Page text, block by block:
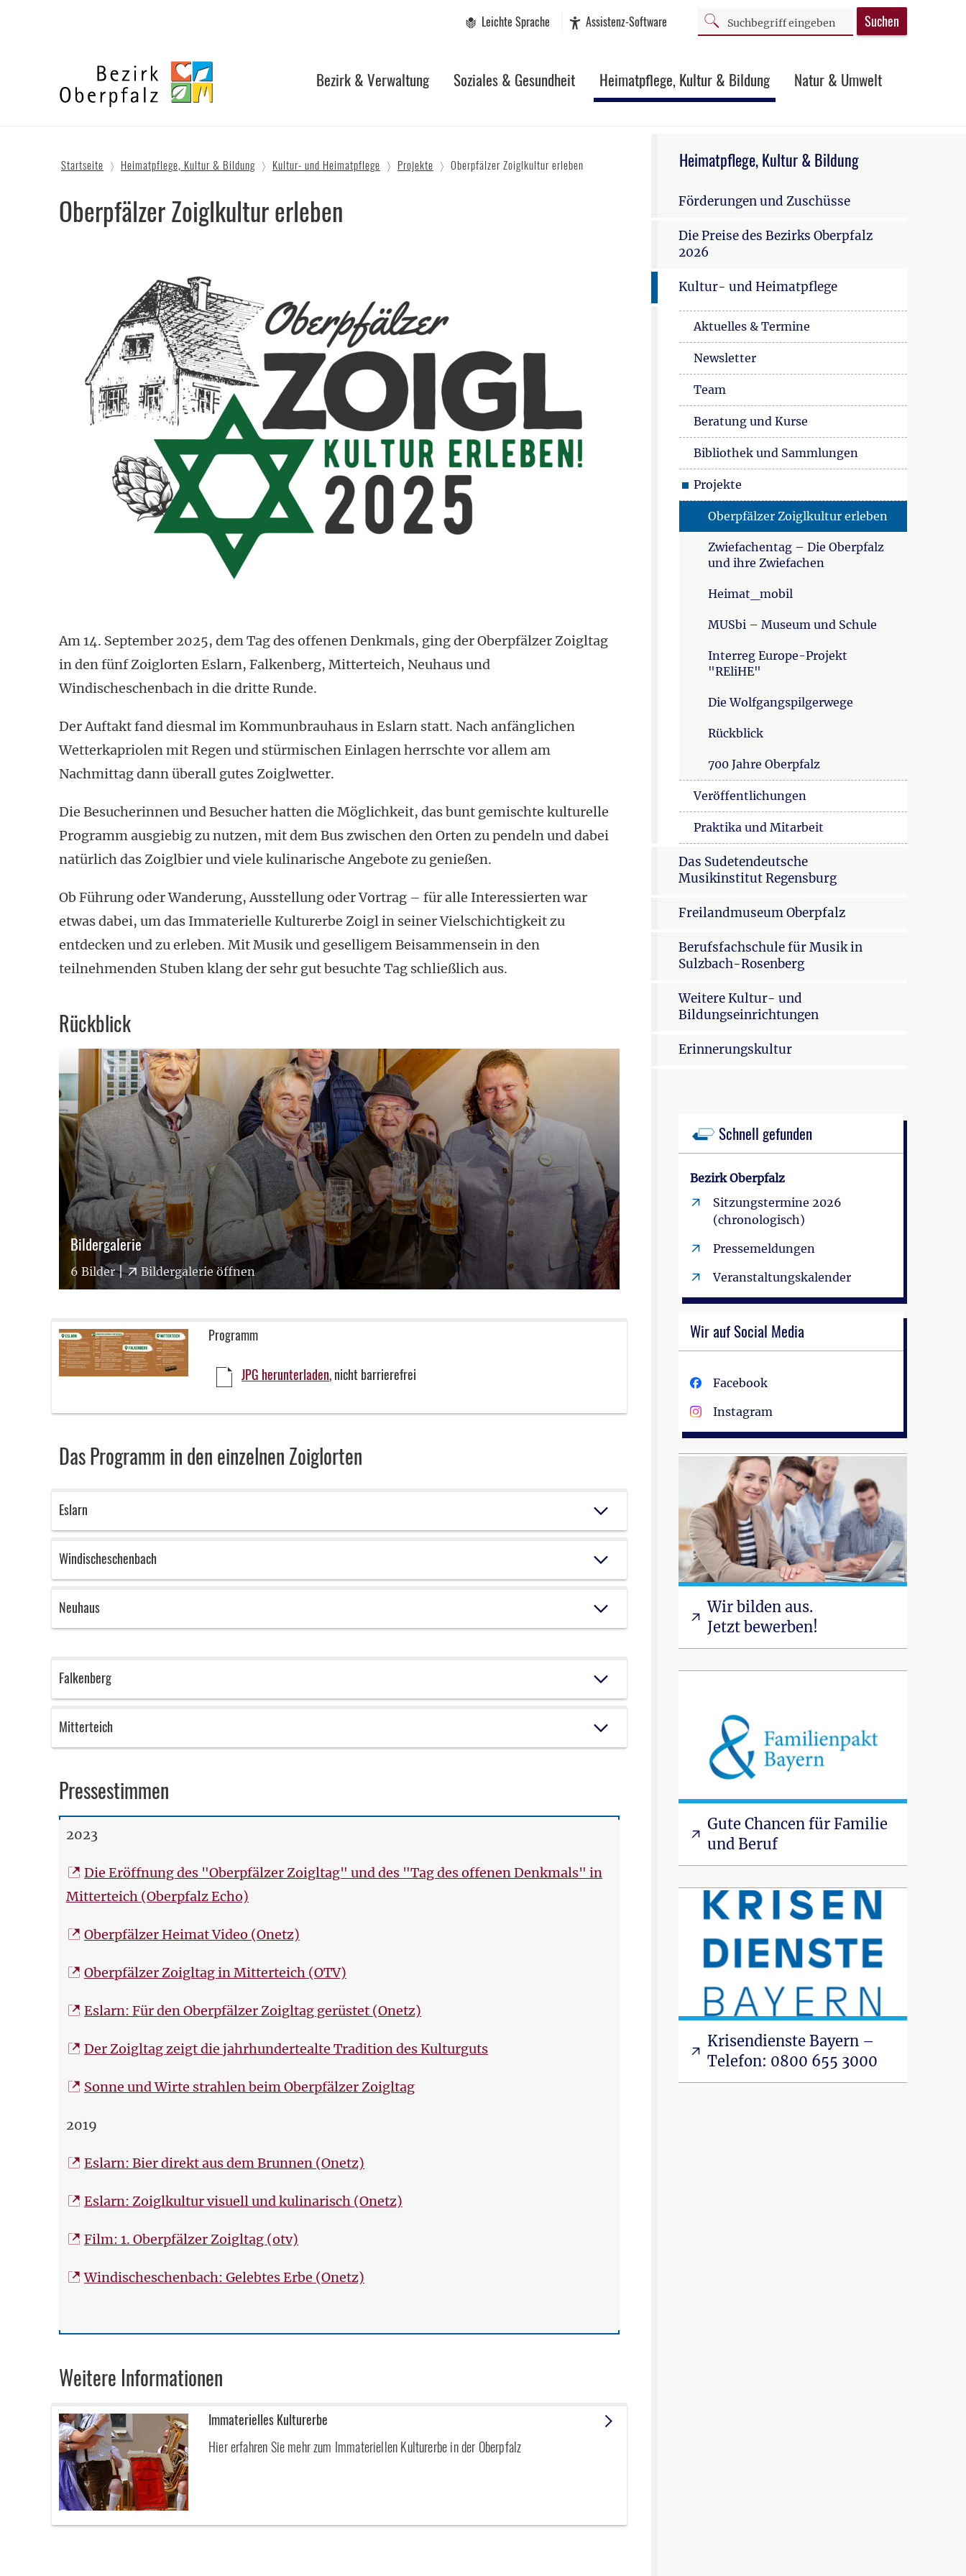
Bezirk
Oberpfalz
Leichte Sprache Assistenz-Software Suchen
Bezirk & Verwaltung Soziales & Gesundheit Heimatpflege, Kultur & Bildung Natur & Umwelt
Startseite Heimatpflege, Kultur & Bildung Kultur- und Heimatpflege Projekte Oberpfälzer Zoiglkultur erleben
Oberpfälzer Zoiglkultur erleben
Am 14. September 2025, dem Tag des offenen Denkmals, ging der Oberpfälzer Zoigltag
in den fünf Zoiglorten Eslarn, Falkenberg, Mitterteich, Neuhaus und
Windischeschenbach in die dritte Runde.
Der Auftakt fand diesmal im Kommunbrauhaus in Eslarn statt. Nach anfänglichen
Wetterkapriolen mit Regen und stürmischen Einlagen herrschte vor allem am
Nachmittag dann überall gutes Zoiglwetter.
Die Besucherinnen und Besucher hatten die Möglichkeit, das bunt gemischte kulturelle
Programm ausgiebig zu nutzen, mit dem Bus zwischen den Orten zu pendeln und dabei
natürlich das Zoiglbier und viele kulinarische Angebote zu genießen.
Ob Führung oder Wanderung, Ausstellung oder Vortrag – für alle Interessierten war
etwas dabei, um das Immaterielle Kulturerbe Zoigl in seiner Vielschichtigkeit zu
entdecken und zu erleben. Mit Musik und geselligem Beisammensein in den
teilnehmenden Stuben klang der sehr gut besuchte Tag schließlich aus.
Rückblick
Bildergalerie:
Bildergalerie öffnen
(
6 Bilder)
Programm
JPG herunterladen Programm
, nicht barrierefrei
Das Programm in den einzelnen Zoiglorten
Eslarn
Windischeschenbach
Neuhaus
Falkenberg
Mitterteich
Pressestimmen
2023
Die Eröffnung des "Oberpfälzer Zoigltag" und des "Tag des offenen Denkmals" in
Mitterteich (Oberpfalz Echo)
Oberpfälzer Heimat Video (Onetz)
Oberpfälzer Zoigltag in Mitterteich (OTV)
Eslarn: Für den Oberpfälzer Zoigltag gerüstet (Onetz)
Der Zoigltag zeigt die jahrhundertealte Tradition des Kulturguts
Sonne und Wirte strahlen beim Oberpfälzer Zoigltag
2019
Eslarn: Bier direkt aus dem Brunnen (Onetz)
Eslarn: Zoiglkultur visuell und kulinarisch (Onetz)
Film: 1. Oberpfälzer Zoigltag (otv)
Windischeschenbach: Gelebtes Erbe (Onetz)
Weitere Informationen
Immaterielles Kulturerbe
Hier erfahren Sie mehr zum Immateriellen Kulturerbe in der Oberpfalz
Heimatpflege, Kultur & Bildung
Förderungen und Zuschüsse
Die Preise des Bezirks Oberpfalz
2026
Kultur- und Heimatpflege
Aktuelles & Termine
Newsletter
Team
Beratung und Kurse
Bibliothek und Sammlungen
Projekte
Oberpfälzer Zoiglkultur erleben
Zwiefachentag – Die Oberpfalz
und ihre Zwiefachen
Heimat_mobil
MUSbi – Museum und Schule
Interreg Europe-Projekt
"REliHE"
Die Wolfgangspilgerwege
Rückblick
700 Jahre Oberpfalz
Veröffentlichungen
Praktika und Mitarbeit
Das Sudetendeutsche
Musikinstitut Regensburg
Freilandmuseum Oberpfalz
Berufsfachschule für Musik in
Sulzbach-Rosenberg
Weitere Kultur- und
Bildungseinrichtungen
Erinnerungskultur
Schnell gefunden
Bezirk Oberpfalz
Sitzungstermine 2026
(chronologisch)
Pressemeldungen
Veranstaltungskalender
Wir auf Social Media
Facebook
Instagram
Wir bilden aus.
Jetzt bewerben!
Gute Chancen für Familie
und Beruf
Krisendienste Bayern –
Telefon: 0800 655 3000